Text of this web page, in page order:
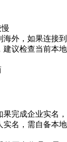
外，如果连接到
建议检查当前本地
完成企业实名，
实名，需自备本地